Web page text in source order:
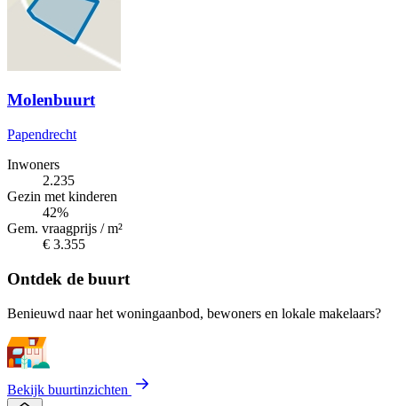
Molenbuurt
Papendrecht
Inwoners
2.235
Gezin met kinderen
42%
Gem. vraagprijs / m²
€ 3.355
Ontdek de buurt
Benieuwd naar het woningaanbod, bewoners en lokale makelaars?
Bekijk buurtinzichten